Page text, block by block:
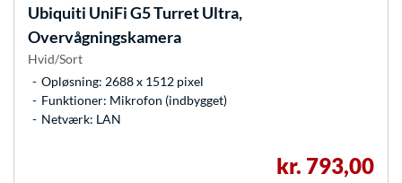
Ubiquiti UniFi G5 Turret Ultra,
Overvågningskamera
Hvid/Sort
Opløsning: 2688 x 1512 pixel
Funktioner: Mikrofon (indbygget)
Netværk: LAN
kr. 793,00